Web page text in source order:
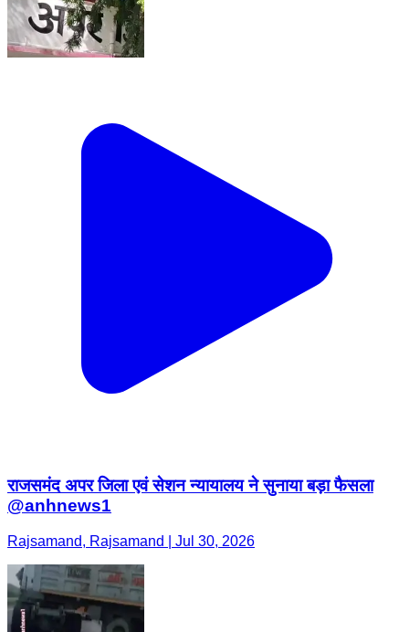
राजसमंद अपर जिला एवं सेशन न्यायालय ने सुनाया बड़ा फैसला
@anhnews1
Rajsamand, Rajsamand | Jul 30, 2026